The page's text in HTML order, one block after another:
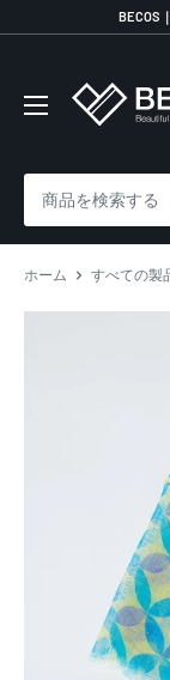
ッ
BECOS
伝
品
ら
ホーム すべての製